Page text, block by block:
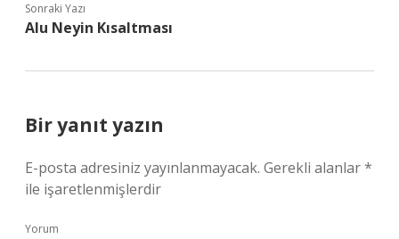
Sonraki Yazı
Alu Neyin Kısaltması
Bir yanıt yazın
E-posta adresiniz yayınlanmayacak. Gerekli alanlar*
ile işaretlenmişlerdir
Yorum